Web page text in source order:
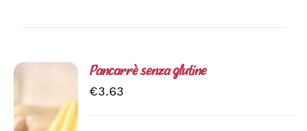
Pancarrè senza glutine
€3.63